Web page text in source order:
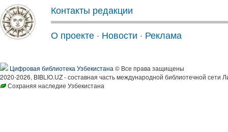
Контакты редакции
О проекте · Новости · Реклама
Цифровая библиотека Узбекистана © Все права защищены
2020-2026, BIBLIO.UZ - составная часть международной библиотечной сети
Сохраняя наследие Узбекистана